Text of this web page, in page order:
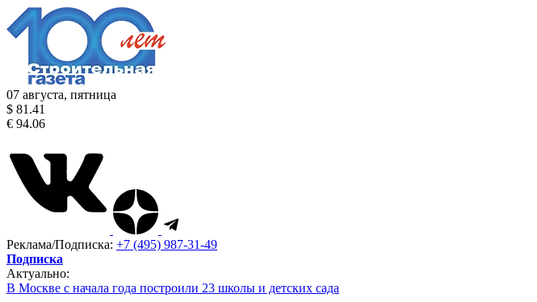
07 августа, пятница
$ 81.41
€ 94.06
Реклама/Подписка: +7 (495) 987-31-49
Подписка
Актуально:
В Москве с начала года построили 23 школы и детских сада